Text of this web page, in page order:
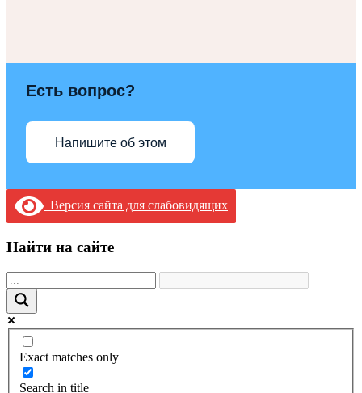
Есть вопрос?
Напишите об этом
Версия сайта для слабовидящих
Найти на сайте
Exact matches only
Search in title